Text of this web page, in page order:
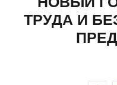
РеквизитыТРУДА И